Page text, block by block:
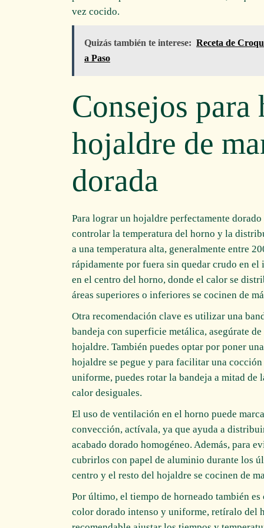
vez cocido.
Quizás también te interese: Receta de
a Paso
Consejos para
hojaldre de
dorada
Para lograr un hojaldre perfectamente
controlar la temperatura del horno y la
a una temperatura alta, generalmente entre
rápidamente por fuera sin quedar crudo en
en el centro del horno, donde el calor se
áreas superiores o inferiores se cocinen de
Otra recomendación clave es utilizar una
bandeja con superficie metálica, asegúrate
hojaldre. También puedes optar por poner
hojaldre se pegue y para facilitar una
uniforme, puedes rotar la bandeja a mitad de
calor desiguales.
El uso de ventilación en el horno puede
convección, actívala, ya que ayuda a
acabado dorado homogéneo. Además, para
cubrirlos con papel de aluminio durante los
centro y el resto del hojaldre se cocinen de
Por último, el tiempo de horneado también
color dorado intenso y uniforme, retíralo del